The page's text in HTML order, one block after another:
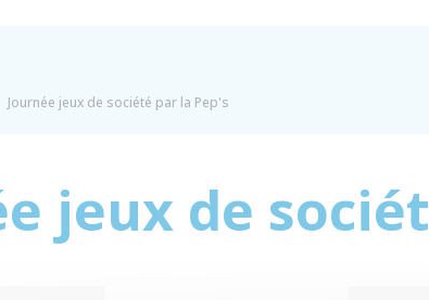
Journée jeux de société par la Pep's
jeux de